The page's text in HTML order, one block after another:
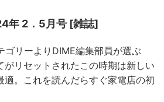
年 2．5月号 [雑誌]
ゴリーよりDIME編集部員が選ぶ
がリセットされたこの時期は新しい
適。これを読んだらすぐ家電店の初